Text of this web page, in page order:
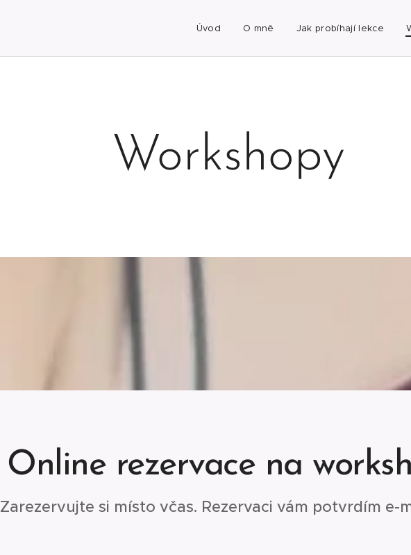
Úvod O mně Jak probíhají lekce
Workshopy
Online rezervace na
Zarezervujte si místo včas. Rezervaci vám potvrdím e-